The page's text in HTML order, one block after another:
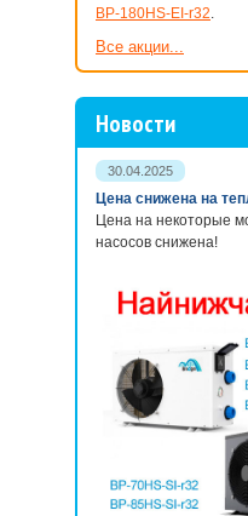
BP-180HS-EI-r32.
Все акции...
Новости
30.04.2025
Цена снижена на
Цена на некоторые
насосов снижена!